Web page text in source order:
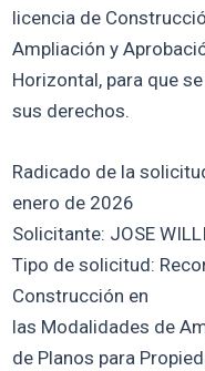
licencia de
Ampliación y
Horizontal, para que
sus derechos.
Radicado de la
enero de 2026
Solicitante: JOSE
Tipo de solicitud:
Construcción en
las Modalidades de
de Planos para